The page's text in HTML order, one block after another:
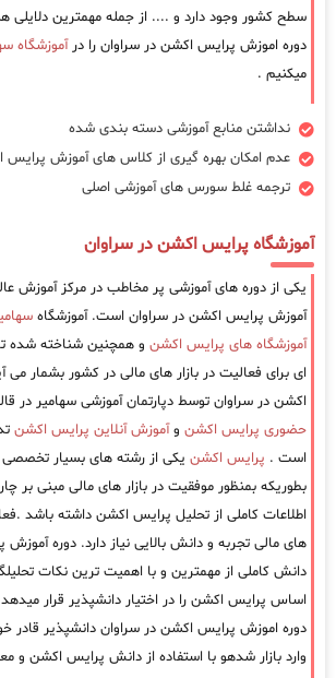
سطح کشور وجود دارد و .... از جمله مهمترین
دوره اموزش پرایس اکشن در سراوان را درآموزشگاه
میکنیم .
نداشتن منابع آموزشی دسته بندی شده
عدم امکان بهره گیری از کلاس های آموزش
ترجمه غلط سورس های آموزشی اصلی
آموزشگاه پرایس اکشن در سراوان
یکی از دوره های آموزشی پر مخاطب در مرکز آموزش
آموزش پرایس اکشن در سراوان است. آموزشگاه
آموزشگاه های پرایس اکشن و همچنین شناخته شده
ای برای فعالیت در بازار های مالی در کشور بشمار
اکشن در سراوان توسط دپارتمان آموزشی سهامیر در
حضوری پرایس اکشن وآموزش آنلاین پرایس اکشن
است . پرایس اکشن یکی از رشته های بسیار تخصصی
بطوریکه بمنظور موفقیت در بازار های مالی مبنی بر
اطلاعات کاملی از تحلیل پرایس اکشن داشته باشد
های مالی تجربه و دانش بالایی نیاز دارد. دوره
دانش کاملی از مهمترین و با اهمیت ترین نکات
اساس پرایس اکشن را در اختیار دانشپذیر قرار
وارد بازار شدهو با استفاده از دانش پرایس اکشن و